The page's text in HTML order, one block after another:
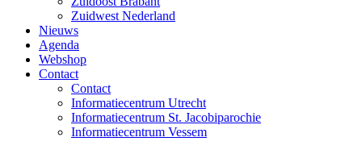
Zuidwest Nederland
Nieuws
Agenda
Webshop
Contact
Contact
Informatiecentrum Utrecht
Informatiecentrum St. Jacobiparochie
Informatiecentrum Vessem